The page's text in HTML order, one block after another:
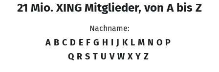
21 Mio. XING Mitglieder, von A bis Z
Nachname:
A B C D E F G H I J K L M N O P
Q R S T U V W X Y Z